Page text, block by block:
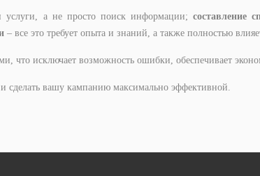
услуги, а не просто поиск информации; составление
– все это требует опыта и знаний, а также полностью
что исключает возможность ошибки, обеспечивает
сделать вашу кампанию максимально эффективной.